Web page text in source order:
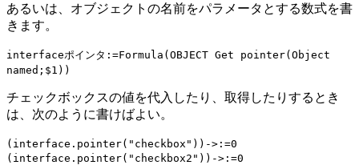
あるいは、オブジェクトの名前をパラメータとする数式を書
きます。
interfaceポインタ :=Formula (OBJECT Get pointer(Object
named ; $1 ))
チェックボックスの値を代入したり、取得したりするとき
は、次のように書けばよい。
( interface . pointer("checkbox"))->:=0
( interface . pointer("checkbox2"))->:=0